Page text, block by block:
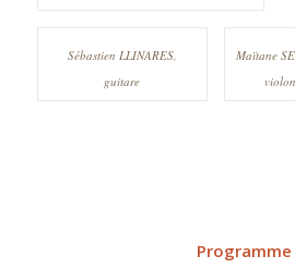
Sébastien LLINARES,
guitare
Maïtane
Programme